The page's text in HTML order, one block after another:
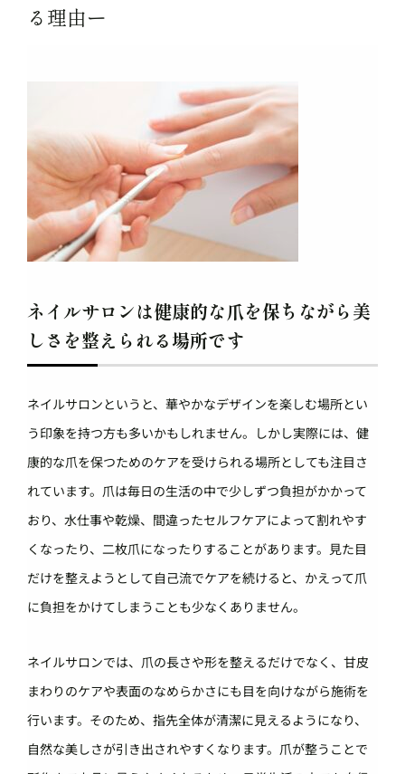
る理由ー
ネイルサロンは健康的な爪を保ちながら美
しさを整えられる場所です
ネイルサロンというと、華やかなデザインを楽しむ場所とい
う印象を持つ方も多いかもしれません。しかし実際には、健
康的な爪を保つためのケアを受けられる場所としても注目さ
れています。爪は毎日の生活の中で少しずつ負担がかかって
おり、水仕事や乾燥、間違ったセルフケアによって割れやす
くなったり、二枚爪になったりすることがあります。見た目
だけを整えようとして自己流でケアを続けると、かえって爪
に負担をかけてしまうことも少なくありません。
ネイルサロンでは、爪の長さや形を整えるだけでなく、甘皮
まわりのケアや表面のなめらかさにも目を向けながら施術を
行います。そのため、指先全体が清潔に見えるようになり、
自然な美しさが引き出されやすくなります。爪が整うことで